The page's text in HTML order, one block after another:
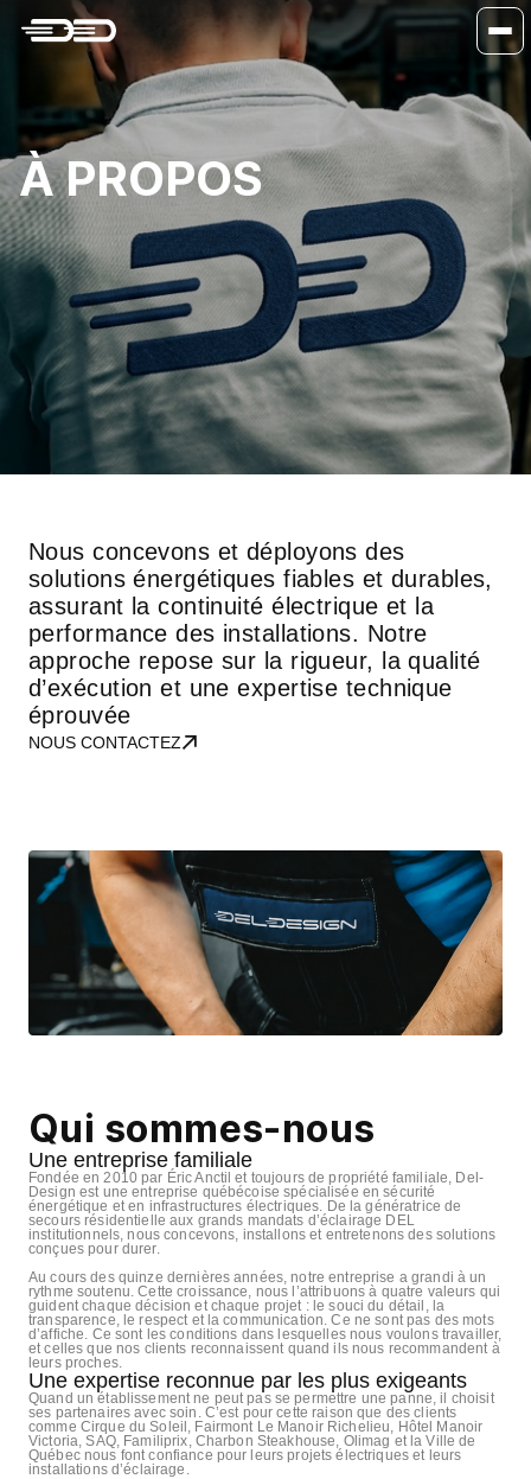
À PROPOS
Nous concevons et déployons des
solutions énergétiques fiables et durables,
assurant la continuité électrique et la
performance des installations. Notre
approche repose sur la rigueur, la qualité
d’exécution et une expertise technique
éprouvée
NOUS CONTACTEZ
Qui sommes-nous
Une entreprise familiale
Fondée en 2010 par Éric Anctil et toujours de propriété familiale, Del-
Design est une entreprise québécoise spécialisée en sécurité
énergétique et en infrastructures électriques. De la génératrice de
secours résidentielle aux grands mandats d’éclairage DEL
institutionnels, nous concevons, installons et entretenons des solutions
conçues pour durer.
Au cours des quinze dernières années, notre entreprise a grandi à un
rythme soutenu. Cette croissance, nous l’attribuons à quatre valeurs qui
guident chaque décision et chaque projet : le souci du détail, la
transparence, le respect et la communication. Ce ne sont pas des mots
d’affiche. Ce sont les conditions dans lesquelles nous voulons travailler,
et celles que nos clients reconnaissent quand ils nous recommandent à
leurs proches.
Une expertise reconnue par les plus exigeants
Quand un établissement ne peut pas se permettre une panne, il choisit
ses partenaires avec soin. C’est pour cette raison que des clients
comme Cirque du Soleil, Fairmont Le Manoir Richelieu, Hôtel Manoir
Victoria, SAQ, Familiprix, Charbon Steakhouse, Olimag et la Ville de
Québec nous font confiance pour leurs projets électriques et leurs
installations d’éclairage.